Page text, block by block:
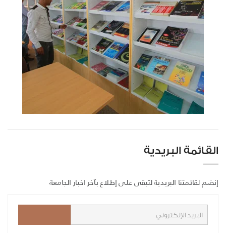
القائمة البريدية
إنضم لقائمتنا البريدية لتبقى على إطلاع بآخر اخبار الجامعة